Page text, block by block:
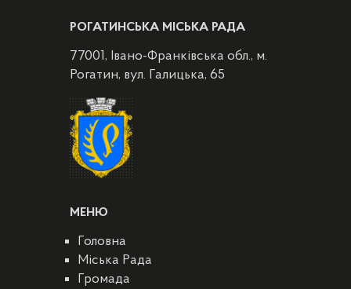
РОГАТИНСЬКА МІСЬКА РАДА
77001, Івано-Франківська обл., м.
Рогатин, вул. Галицька, 65
МЕНЮ
Головна
Міська Рада
Громада